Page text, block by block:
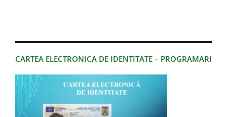
CARTEA ELECTRONICA DE IDENTITATE – PROGRAMARI